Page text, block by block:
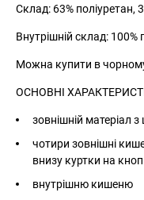
Склад: 63% поліуретан,
Внутрішній склад: 100%
Можна купити в
ОСНОВНІ
зовнішній матеріал
чотири зовнішні
внизу куртки на
внутрішню кишеню